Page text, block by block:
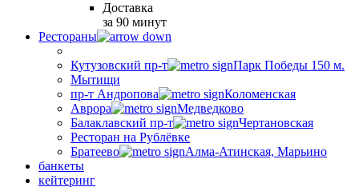
Доставка
за 90 минут
Рестораны
Кутузовский пр-т
Парк Победы 150 м.
Мытищи
пр-т Андропова
Коломенская
Аврора
Медведково
Балаклавский пр-т
Чертановская
Ресторан на Рублёвке
Братеево
Алма-Атинская, Марьино
банкеты
кейтеринг